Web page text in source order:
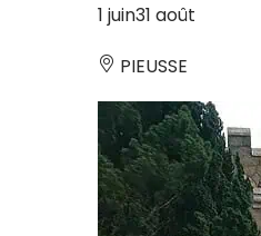
1 juin31 août
PIEUSSE